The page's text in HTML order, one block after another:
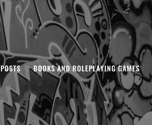
POSTS BOOKS AND ROLEPLAYING GAMES